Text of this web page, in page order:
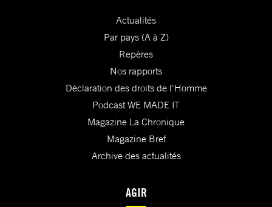
Actualités
Par pays (A à Z)
Repères
Nos rapports
Déclaration des droits de l'Homme
Podcast WE MADE IT
Magazine La Chronique
Magazine Bref
Archive des actualités
AGIR